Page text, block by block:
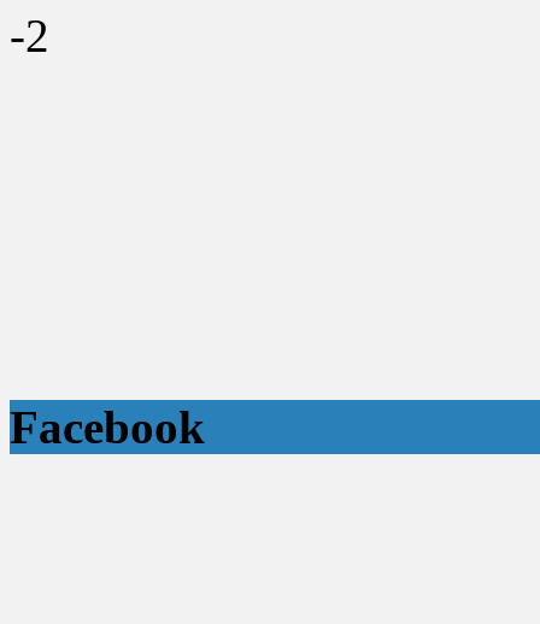
-2
Facebook